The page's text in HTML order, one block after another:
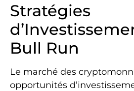
Stratégies
Bull Run
Le marché des
opportunités